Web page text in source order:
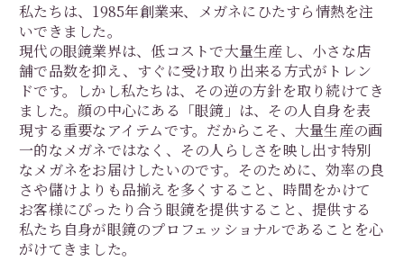
私たちは、1985年創業来、メガネにひたすら情熱を注
いできました。
現代の眼鏡業界は、低コストで大量生産し、小さな店
舗で品数を抑え、すぐに受け取り出来る方式がトレン
ドです。しかし私たちは、その逆の方針を取り続けてき
ました。顔の中心にある「眼鏡」は、その人自身を表
現する重要なアイテムです。だからこそ、大量生産の画
一的なメガネではなく、その人らしさを映し出す特別
なメガネをお届けしたいのです。そのために、効率の良
さや儲けよりも品揃えを多くすること、時間をかけて
お客様にぴったり合う眼鏡を提供すること、提供する
私たち自身が眼鏡のプロフェッショナルであることを心
がけてきました。